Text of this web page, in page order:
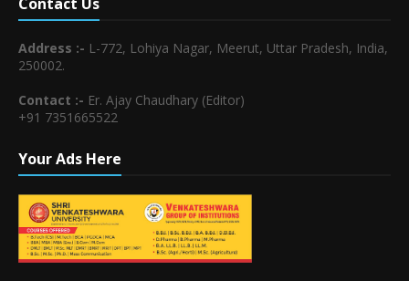
Address :- L-772, Lohiya Nagar, Meerut, Uttar Pradesh, India,
250002.
Contact :- Er. Ajay Chaudhary (Editor)
+91 7351665522
Your Ads Here